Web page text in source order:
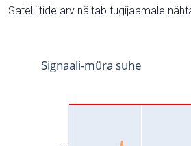
Satelliitide arv näitab tugijaamale